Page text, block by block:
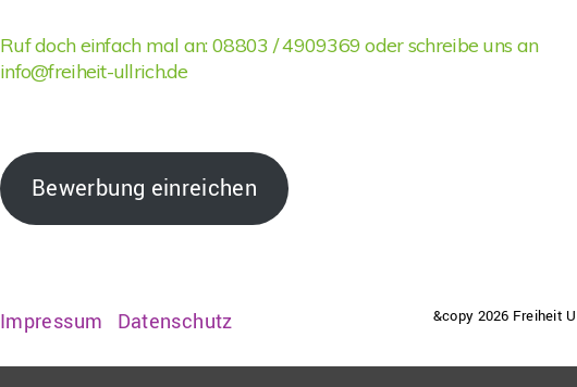
Ruf doch einfach mal an: 08803 / 4909369 oder schreibe uns an
info@freiheit-ullrich.de
Bewerbung einreichen
Impressum Datenschutz &copy 2026 Freiheit